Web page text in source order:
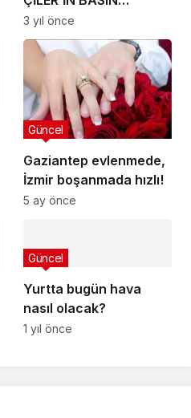
AÇIKLAMASI
3 yıl önce
Gaziantep evlenmede,
İzmir boşanmada hızlı!
Güncel
5 ay önce
Yurtta bugün hava
nasıl olacak?
Güncel
1 yıl önce